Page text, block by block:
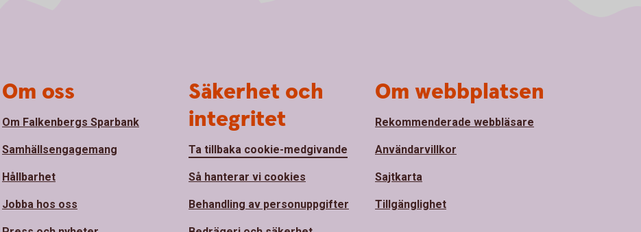
Om oss
Om Falkenbergs Sparbank
Samhällsengagemang
Hållbarhet
Jobba hos oss
Säkerhet och
integritet
Ta tillbaka cookie-medgivande
Så hanterar vi cookies
Behandling av personuppgifter
Om webbplatsen
Rekommenderade webbläsare
Användarvillkor
Sajtkarta
Tillgänglighet